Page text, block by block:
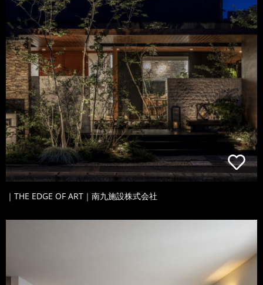
｜THE EDGE OF ART｜南九施設株式会社